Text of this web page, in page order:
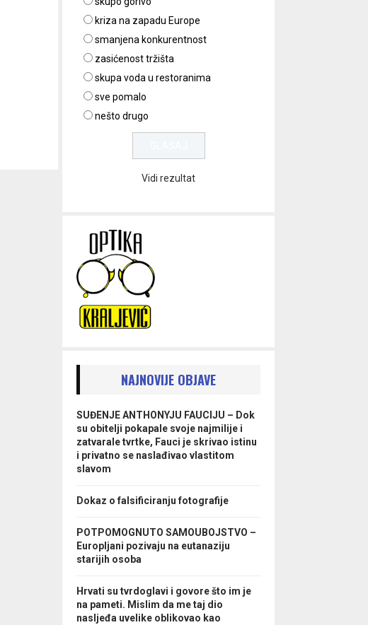
kriza na zapadu Europe
smanjena konkurentnost
zasićenost tržišta
skupa voda u restoranima
sve pomalo
nešto drugo
Vidi rezultat
NAJNOVIJE OBJAVE
SUĐENJE ANTHONYJU FAUCIJU – Dok
su obitelji pokapale svoje najmilije i
zatvarale tvrtke, Fauci je skrivao istinu
i privatno se naslađivao vlastitom
slavom
Dokaz o falsificiranju fotografije
POTPOMOGNUTO SAMOUBOJSTVO –
Europljani pozivaju na eutanaziju
starijih osoba
Hrvati su tvrdoglavi i govore što im je
na pameti. Mislim da me taj dio
nasljeđa uvelike oblikovao kao